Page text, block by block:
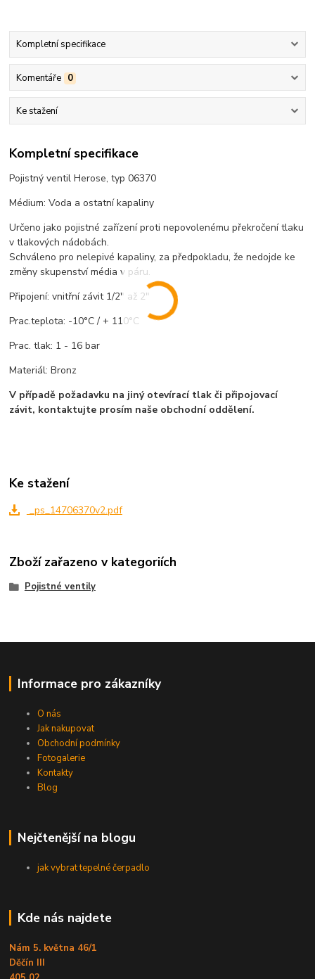
Kompletní specifikace
Komentáře 0
Ke stažení
Kompletní specifikace
Pojistný ventil Herose, typ 06370
Médium: Voda a ostatní kapaliny
Určeno jako pojistné zařízení proti nepovolenému překročení tlaku
v tlakových nádobách.
Schváleno pro nelepivé kapaliny, za předpokladu, že nedojde ke
změny skupenství média v páru.
Připojení: vnitřní závit 1/2" až 2"
Prac.teplota: -10°C / + 110°C
Prac. tlak: 1 - 16 bar
Materiál: Bronz
V případě požadavku na jiný otevírací tlak či připojovací
závit, kontaktujte prosím naše obchodní oddělení.
Ke stažení
_ps_14706370v2.pdf
Zboží zařazeno v kategoriích
Pojistné ventily
Informace pro zákazníky
O nás
Jak nakupovat
Obchodní podmínky
Fotogalerie
Kontakty
Blog
Nejčtenější na blogu
jak vybrat tepelné čerpadlo
Kde nás najdete
Nám 5. května 46/1
Děčín III